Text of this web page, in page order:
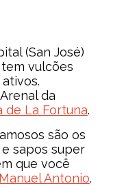
(San José)
vulcões
da
de La Fortuna.
são os
sapos super
que você
Manuel Antonio.